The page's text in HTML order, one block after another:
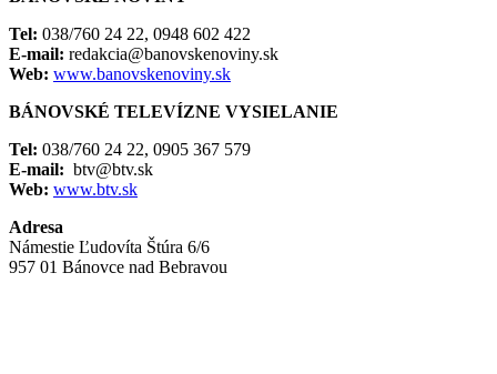
Tel: 038/760 24 22, 0948 602 422
E-mail: redakcia@banovskenoviny.sk
Web: www.banovskenoviny.sk
BÁNOVSKÉ TELEVÍZNE VYSIELANIE
Tel: 038/760 24 22, 0905 367 579
E-mail: btv@btv.sk
Web: www.btv.sk
Adresa
Námestie Ľudovíta Štúra 6/6
957 01 Bánovce nad Bebravou